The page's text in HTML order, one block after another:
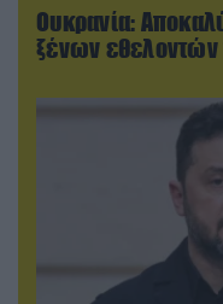
Ουκρανία:
ξένων εθελοντών